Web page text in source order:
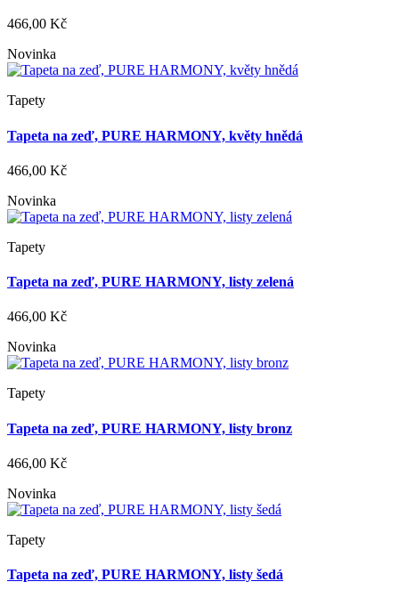
466,00 Kč
Novinka
Tapety
Tapeta na zeď, PURE HARMONY, květy hnědá
466,00 Kč
Novinka
Tapety
Tapeta na zeď, PURE HARMONY, listy zelená
466,00 Kč
Novinka
Tapety
Tapeta na zeď, PURE HARMONY, listy bronz
466,00 Kč
Novinka
Tapety
Tapeta na zeď, PURE HARMONY, listy šedá